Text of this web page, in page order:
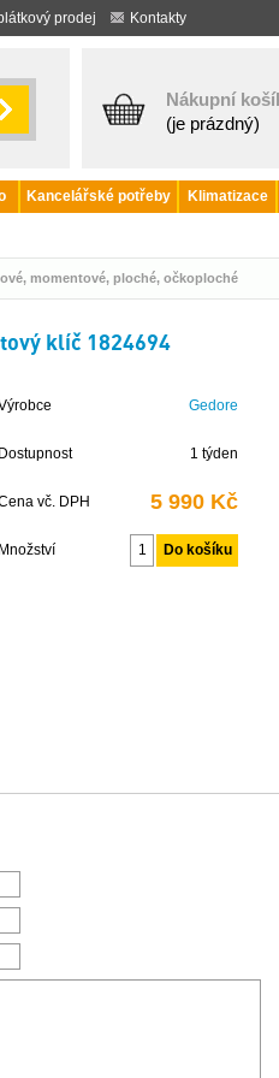
prodej Kontakty
Nákupní
(je prázdný)
Kancelářské potřeby Klimatizace
momentové, ploché, očkoploché
klíč 1824694
Gedore
Dostupnost 1 týden
vč. DPH 5 990 Kč
Množství